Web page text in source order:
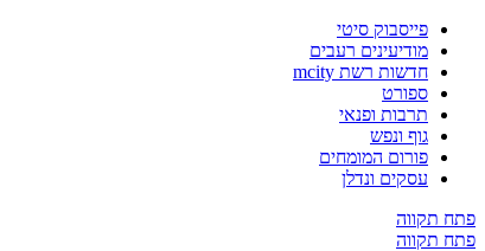
פייסבוק סיטי
מודיעינים רעבים
חדשות רשת mcity
ספורט
תרבות ופנאי
גוף ונפש
פורום המומחים
עסקים ונדלן
פתח תקווה
פתח תקווה